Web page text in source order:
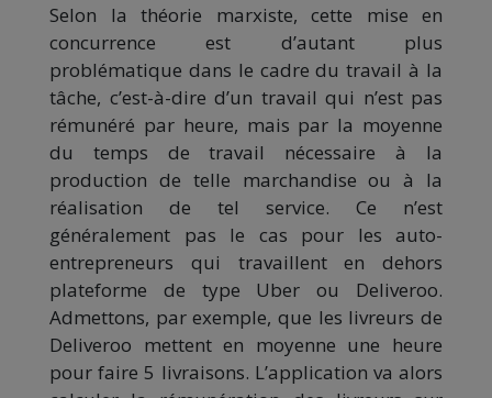
Selon la théorie marxiste, cette mise en
concurrence est d’autant plus
problématique dans le cadre du travail à la
tâche, c’est-à-dire d’un travail qui n’est pas
rémunéré par heure, mais par la moyenne
du temps de travail nécessaire à la
production de telle marchandise ou à la
réalisation de tel service. Ce n’est
généralement pas le cas pour les auto-
entrepreneurs qui travaillent en dehors
plateforme de type Uber ou Deliveroo.
Admettons, par exemple, que les livreurs de
Deliveroo mettent en moyenne une heure
pour faire 5 livraisons. L’application va alors